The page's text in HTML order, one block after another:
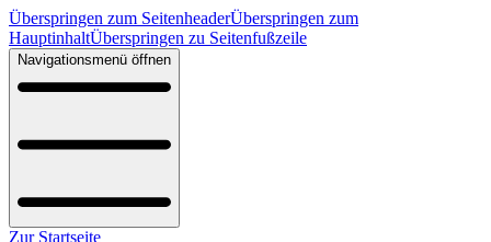
Überspringen zum SeitenheaderÜberspringen zum
HauptinhaltÜberspringen zu Seitenfußzeile
Navigationsmenü öffnen
Zur Startseite